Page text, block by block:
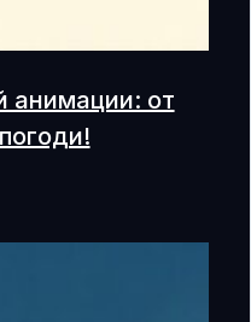
анимации: от